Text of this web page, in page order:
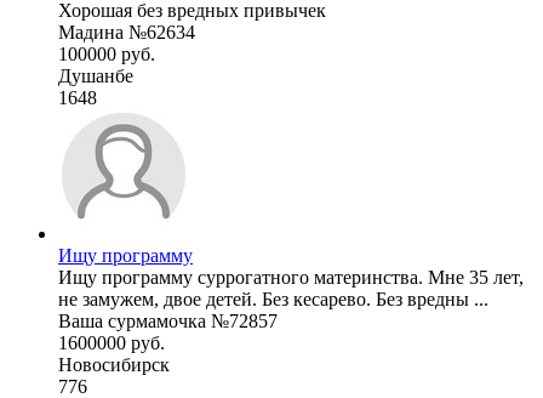
Хорошая без вредных привычек
Мадина №62634
100000 руб.
Душанбе
1648
Ищу программу
Ищу программу суррогатного материнства. Мне 35 лет,
не замужем, двое детей. Без кесарево. Без вредны ...
Ваша сурмамочка №72857
1600000 руб.
Новосибирск
776